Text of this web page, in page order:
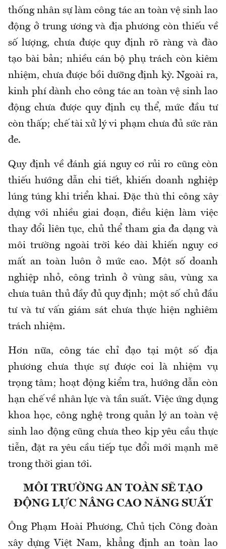
thống nhân sự làm công tác an toàn vệ sinh lao
động ở trung ương và địa phương còn thiếu về
số lượng, chưa được quy định rõ ràng và đào
tạo bài bản; nhiều cán bộ phụ trách còn kiêm
nhiệm, chưa được bồi dưỡng định kỳ. Ngoài ra,
kinh phí dành cho công tác an toàn vệ sinh lao
động chưa được quy định cụ thể, mức đầu tư
còn thấp; chế tài xử lý vi phạm chưa đủ sức răn
đe.
Quy định về đánh giá nguy cơ rủi ro cũng còn
thiếu hướng dẫn chi tiết, khiến doanh nghiệp
lúng túng khi triển khai. Đặc thù thi công xây
dựng với nhiều giai đoạn, điều kiện làm việc
thay đổi liên tục, chủ thể tham gia đa dạng và
môi trường ngoài trời kéo dài khiến nguy cơ
mất an toàn luôn ở mức cao. Một số doanh
nghiệp nhỏ, công trình ở vùng sâu, vùng xa
chưa tuân thủ đầy đủ quy định; một số chủ đầu
tư và tư vấn giám sát chưa thực hiện nghiêm
trách nhiệm.
Hơn nữa, công tác chỉ đạo tại một số địa
phương chưa thực sự được coi là nhiệm vụ
trọng tâm; hoạt động kiểm tra, hướng dẫn còn
hạn chế về nhân lực và tần suất. Việc ứng dụng
khoa học, công nghệ trong quản lý an toàn vệ
sinh lao động cũng chưa theo kịp yêu cầu thực
tiễn, đặt ra yêu cầu tiếp tục đổi mới mạnh mẽ
trong thời gian tới.
MÔI TRƯỜNG AN TOÀN SẼ TẠO
ĐỘNG LỰC NÂNG CAO NĂNG SUẤT
Ông Phạm Hoài Phương, Chủ tịch Công đoàn
xây dựng Việt Nam, khẳng định an toàn lao